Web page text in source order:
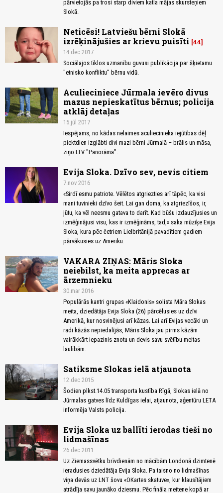
pārvietojās pa trosi starp diviem katla mājas skursteņiem
Slokā.
Neticēsi! Latviešu bērni Slokā
izrēķinājušies ar krievu puisīti 44
14.dec 2017
Sociālajos tīklos uzmanību guvusi publikācija par šķietamu
''etnisko konfliktu'' bērnu vidū.
Aculieciniece Jūrmala ievēro divus
mazus nepieskatītus bērnus; policija
atklāj detaļas
15.jūl 2017
Iespējams, no kādas nelaimes aculiecinieka iejūtības dēļ
piektdien izglābti divi mazi bērni Jūrmalā – brālis un māsa,
ziņo LTV "Panorāma".
Evija Sloka. Dzīvo sev, nevis citiem
7.nov 2016
«Sirdī esmu patriote. Vēlētos atgriezties arī tāpēc, ka visi
mani tuvinieki dzīvo šeit. Lai gan doma, ka atgriezīšos, ir,
jūtu, ka vēl neesmu gatava to darīt. Kad būšu izdauzījusies un
izmēģinājusi visu, kas ir izmēģināms, tad,» saka mūziķe Evija
Sloka, kura pēc četriem Lielbritānijā pavadītiem gadiem
pārvākusies uz Ameriku.
VAKARA ZIŅAS: Māris Sloka
neiebilst, ka meita apprecas ar
ārzemnieku
30.mar 2016
Populārās kantri grupas «Klaidonis» solista Māra Slokas
meita, dziedātāja Evija Sloka (26) pārcēlusies uz dzīvi
Amerikā, kur nosvinējusi arī kāzas. Lai arī Evijas vecāki un
radi kāzās nepiedalījās, Māris Sloka jau pirms kāzām
vairākkārt iepazinis znotu un devis savu svētību meitas
laulībām.
Satiksme Slokas ielā atjaunota
12.dec 2015
Šodien plkst.14.05 transporta kustība Rīgā, Slokas ielā no
Jūrmalas gatves līdz Kuldīgas ielai, atjaunota, aģentūru LETA
informēja Valsts policija.
Evija Sloka uz ballīti ierodas tieši no
lidmašīnas
26.dec 2011
Uz Ziemassvētku brīvdienām no mācībām Londonā dzimtenē
ieradusies dziedātāja Evija Sloka. Pa taisno no lidmašīnas
viņa devās uz LNT šovu «OKartes skatuve», kur klausītājiem
atrādīja savu jaunāko dziesmu. Pēc fināla meitene kopā ar